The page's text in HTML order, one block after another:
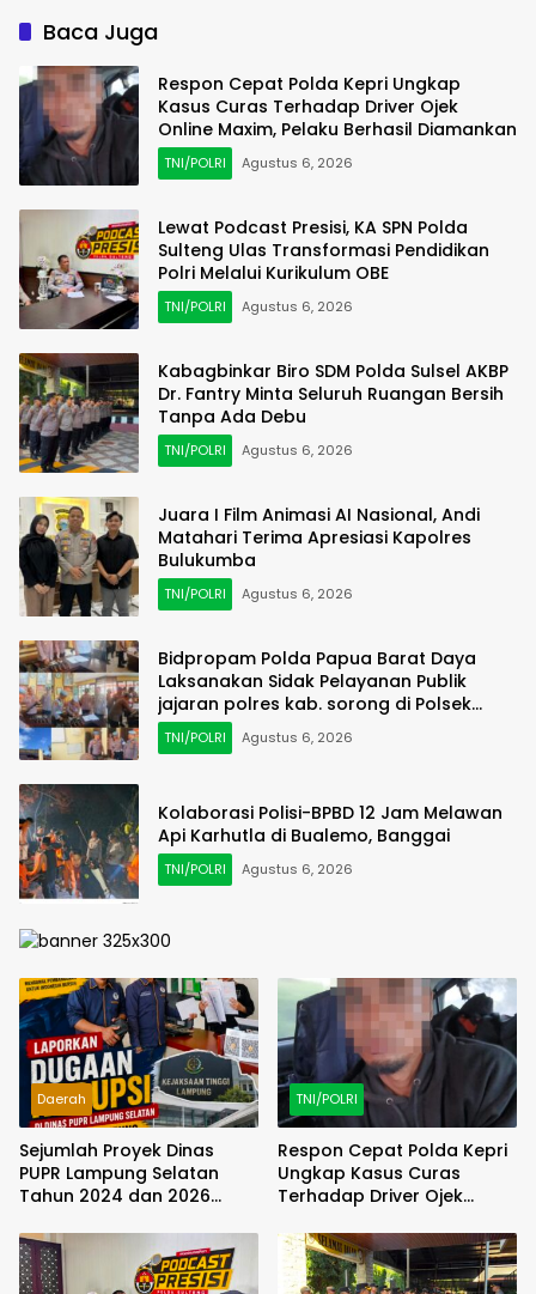
Baca Juga
Respon Cepat Polda Kepri Ungkap
Kasus Curas Terhadap Driver Ojek
Online Maxim, Pelaku Berhasil Diamankan
TNI/POLRI Agustus 6, 2026
Lewat Podcast Presisi, KA SPN Polda
Sulteng Ulas Transformasi Pendidikan
Polri Melalui Kurikulum OBE
TNI/POLRI Agustus 6, 2026
Kabagbinkar Biro SDM Polda Sulsel AKBP
Dr. Fantry Minta Seluruh Ruangan Bersih
Tanpa Ada Debu
TNI/POLRI Agustus 6, 2026
Juara I Film Animasi AI Nasional, Andi
Matahari Terima Apresiasi Kapolres
Bulukumba
TNI/POLRI Agustus 6, 2026
Bidpropam Polda Papua Barat Daya
Laksanakan Sidak Pelayanan Publik
jajaran polres kab. sorong di Polsek
Salawati
TNI/POLRI Agustus 6, 2026
Kolaborasi Polisi-BPBD 12 Jam Melawan
Api Karhutla di Bualemo, Banggai
TNI/POLRI Agustus 6, 2026
Daerah
Sejumlah Proyek Dinas
PUPR Lampung Selatan
Tahun 2024 dan 2026
KEJATI Lampung
TNI/POLRI
Respon Cepat Polda Kepri
Ungkap Kasus Curas
Terhadap Driver Ojek
Berhasil Diamankan